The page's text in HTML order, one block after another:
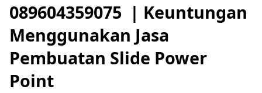
089604359075 | Keuntungan
Menggunakan Jasa
Pembuatan Slide Power
Point